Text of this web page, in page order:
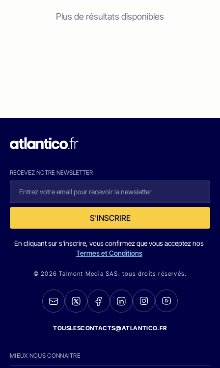
Plus de résultats disponibles
RECEVEZ NOTRE NEWSLETTER
S'INSCRIRE
En cliquant sur s'inscrire, vous confirmez que vous acceptez nos
Termes et Conditions
© 2026 Talmont Media SAS. tous droits réservés.
TOUSLESCONTACTS@ATLANTICO.FR
MIEUX NOUS CONNAITRE